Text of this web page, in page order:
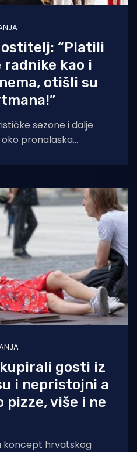
“Platili
radnike kao i
otišli su
sezone i dalje
pronalaska
gosti iz
i nepristojni a
pizze, više i ne
koncept hrvatskog